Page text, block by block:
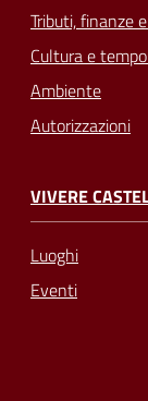
Tributi, finanze
Cultura e
Ambiente
Autorizzazioni
VIVERE
Luoghi
Eventi